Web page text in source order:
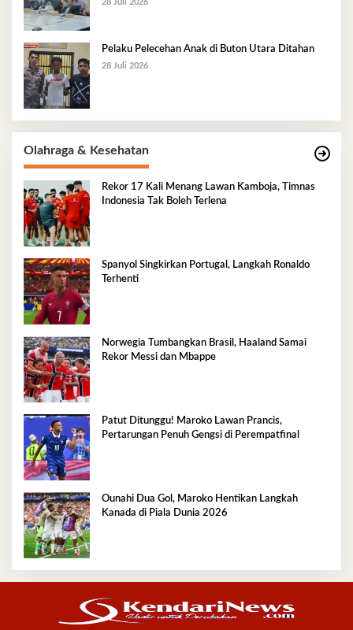
28 Juli 2026
Pelaku Pelecehan Anak di Buton Utara Ditahan
28 Juli 2026
Olahraga & Kesehatan
Rekor 17 Kali Menang Lawan Kamboja, Timnas
Indonesia Tak Boleh Terlena
Spanyol Singkirkan Portugal, Langkah Ronaldo
Terhenti
Norwegia Tumbangkan Brasil, Haaland Samai
Rekor Messi dan Mbappe
Patut Ditunggu! Maroko Lawan Prancis,
Pertarungan Penuh Gengsi di Perempatfinal
Ounahi Dua Gol, Maroko Hentikan Langkah
Kanada di Piala Dunia 2026